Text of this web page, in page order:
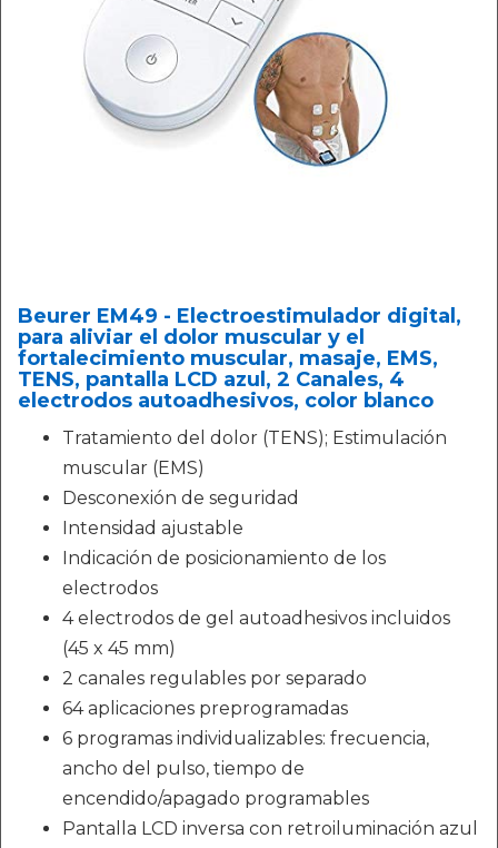
Beurer EM49 - Electroestimulador digital,
para aliviar el dolor muscular y el
fortalecimiento muscular, masaje, EMS,
TENS, pantalla LCD azul, 2 Canales, 4
electrodos autoadhesivos, color blanco
Tratamiento del dolor (TENS); Estimulación
muscular (EMS)
Desconexión de seguridad
Intensidad ajustable
Indicación de posicionamiento de los
electrodos
4 electrodos de gel autoadhesivos incluidos
(45 x 45 mm)
2 canales regulables por separado
64 aplicaciones preprogramadas
6 programas individualizables: frecuencia,
ancho del pulso, tiempo de
encendido/apagado programables
Pantalla LCD inversa con retroiluminación azul